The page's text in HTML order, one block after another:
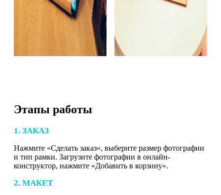
Этапы работы
1. ЗАКАЗ
Нажмите «Сделать заказ», выберите размер фотографии
и тип рамки. Загрузите фотографии в онлайн-
конструктор, нажмите «Добавить в корзину».
2. МАКЕТ